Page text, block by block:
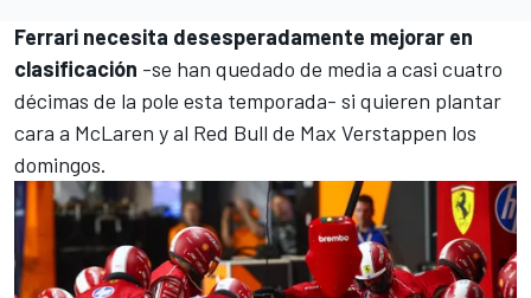
Ferrari necesita desesperadamente mejorar en
clasificación -se han quedado de media a casi cuatro
décimas de la pole esta temporada- si quieren plantar
cara a McLaren y al Red Bull de Max Verstappen los
domingos.